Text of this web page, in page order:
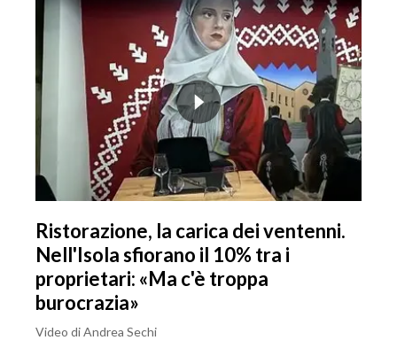
Ristorazione, la carica dei ventenni.
Nell'Isola sfiorano il 10% tra i
proprietari: «Ma c'è troppa
burocrazia»
Video di Andrea Sechi